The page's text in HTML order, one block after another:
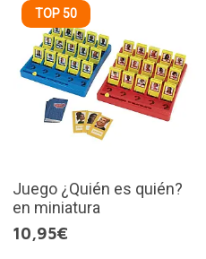
TOP 50
Juego ¿Quién es quién?
en miniatura
10,95€